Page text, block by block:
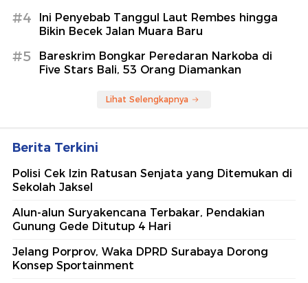
#4
Ini Penyebab Tanggul Laut Rembes hingga
Bikin Becek Jalan Muara Baru
#5
Bareskrim Bongkar Peredaran Narkoba di
Five Stars Bali, 53 Orang Diamankan
Lihat Selengkapnya
Berita Terkini
Polisi Cek Izin Ratusan Senjata yang Ditemukan di
Sekolah Jaksel
Alun-alun Suryakencana Terbakar, Pendakian
Gunung Gede Ditutup 4 Hari
Jelang Porprov, Waka DPRD Surabaya Dorong
Konsep Sportainment